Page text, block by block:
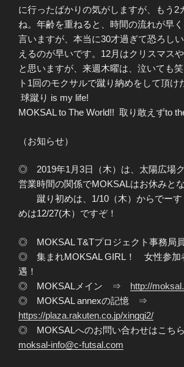
に行ったばかりの気がしますが、もう2
ね。年齢を重ねると、時間の流れが早
言いますが、本当に30才過ぎて恐ろし
えるのが早いです。12月はクリスマス
と思いますが、来週木曜は、泣いても
ト1回のモクサルで蹴り納めをして頂け
球蹴り is my life!
MOKSAL to The World!! 取り敢えずto
（お知らせ）
◎ 2019年1月3日（木）は、太陽広場
営業時間の関係でMOKSALはお休みとな
蹴り初めは、1/10（木）からでー
めは12/27(木）ですぞ！
◎ MOKSAL T&Tプロジェクト事務局員
◎ 集まれMOKSAL GIRL！ 女性参加
遇！
◎ MOKSALメイン ⇒ http://
◎ MOKSAL annexの記憶 ⇒
https://plaza.rakuten.co.jp/xingqi2/
◎ MOKSALへのお問い合わせはこ
moksal-info@c-futsal.com